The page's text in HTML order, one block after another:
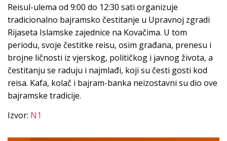
Reisul-ulema od 9:00 do 12:30 sati organizuje
tradicionalno bajramsko čestitanje u Upravnoj zgradi
Rijaseta Islamske zajednice na Kovačima. U tom
periodu, svoje čestitke reisu, osim građana, prenesu i
brojne ličnosti iz vjerskog, političkog i javnog života, a
čestitanju se raduju i najmlađi, koji su česti gosti kod
reisa. Kafa, kolač i bajram-banka neizostavni su dio ove
bajramske tradicije.
Izvor: N1